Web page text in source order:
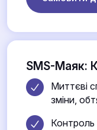
SMS-Маяк:
Миттєві
зміни,
Контроль